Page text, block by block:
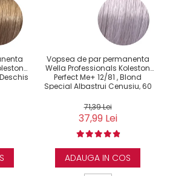
Vopsea de par permanenta
Wella Professionals Koleston
Perfect Me+ 12/81 , Blond
Special Albastrui Cenusiu, 60
71,39 Lei
37,99 Lei
ADAUGA IN COS